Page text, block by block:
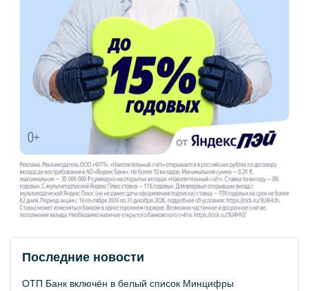
Последние новости
ОТП Банк включён в белый список Минцифры